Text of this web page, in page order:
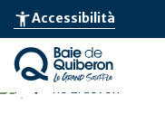
Skip
main
content
accessibility_newAccessibilità